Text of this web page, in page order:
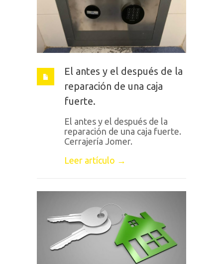
El antes y el después de la
reparación de una caja
fuerte.
El antes y el después de la
reparación de una caja fuerte.
Cerrajería Jomer.
Leer artículo →